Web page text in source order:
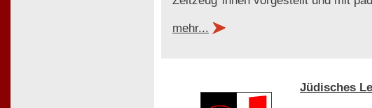
mehr...
Jüdisches